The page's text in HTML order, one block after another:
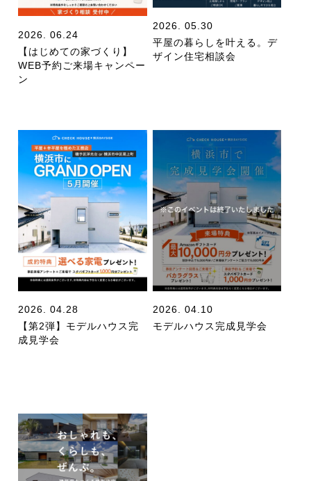
2026. 06.24
【はじめての家づくり】
WEB予約ご来場キャンペー
ン
2026. 05.30
平屋の暮らしを叶える。デ
ザイン住宅相談会
2026. 04.28
【第2弾】モデルハウス完
成見学会
2026. 04.10
モデルハウス完成見学会